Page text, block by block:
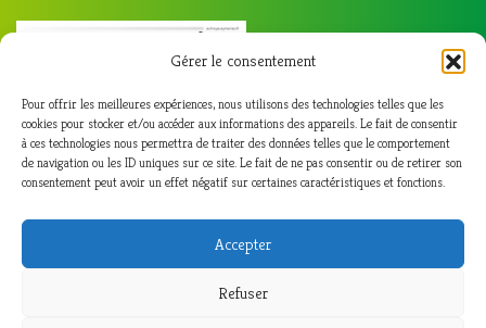
Gérer le consentement
Pour offrir les meilleures expériences, nous utilisons des technologies telles que les
cookies pour stocker et/ou accéder aux informations des appareils. Le fait de consentir
à ces technologies nous permettra de traiter des données telles que le comportement
de navigation ou les ID uniques sur ce site. Le fait de ne pas consentir ou de retirer son
consentement peut avoir un effet négatif sur certaines caractéristiques et fonctions.
Accepter
Refuser